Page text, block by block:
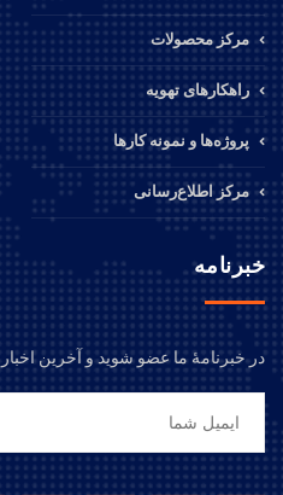
مرکز محصولات
راهکارهای تهویه
پروژه‌ها و نمونه کارها
مرکز اطلاع‌رسانی
خبرنامه
در خبرنامهٔ ما عضو شوید و آخرین